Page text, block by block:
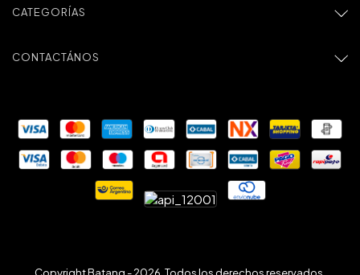
CATEGORÍAS
CONTACTÁNOS
Copyright Batang - 2026. Todos los derechos reservados.